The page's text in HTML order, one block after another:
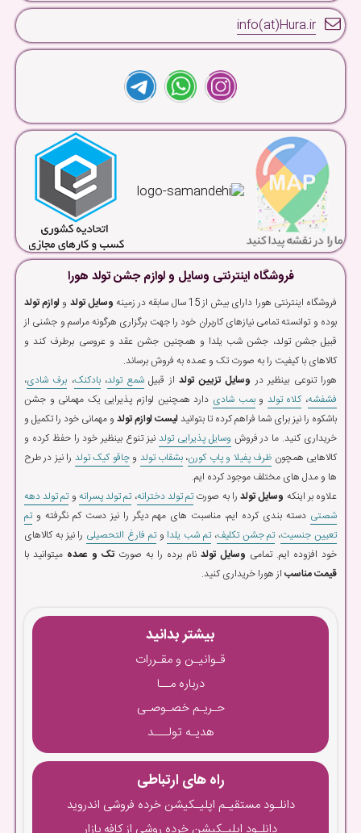
info(at)Hura.ir
فروشگاه اینترنتی وسایل و لوازم جشن تولد هورا
فروشگاه اینترنتی هورا دارای بیش از 15 سال سابقه در زمینه وسایل تولد و لوازم تولد
بوده و توانسته تمامی نیازهای کاربران خود را جهت برگزاری هرگونه مراسم و جشنی از
قبیل جشن تولد، جشن شب یلدا و همچنین جشن عقد و عروسی برطرف کند و
کالاهای با کیفیت را به صورت تک و عمده به فروش برساند.
هورا تنوعی بینظیر در وسایل تزیین تولداز قبیلشمع تولد،بادکنک، برف شادی،
فشفشه،کلاه تولد وبمب شادی دارد همچنین لوازم پذیرایی یک مهمانی و جشن
باشکوه را نیز برای شما فراهم کرده تا بتوانیدلیست لوازم تولد و مهمانی خود را تکمیل و
خریداری کنید. ما در فروش وسایل پذیرایی تولد نیز تنوع بینظیر خود را حفظ کرده و
کالاهایی همچون ظرف پفیلا و پاپ کورن،بشقاب تولد وچاقو کیک تولد را نیز در طرح
ها و مدل های مختلف موجود کرده ایم.
علاوه بر اینکه وسایل تولدرا به صورتتم تولد دخترانه،تم تولد پسرانه وتم تولد دهه
شصتی دسته بندی کرده ایم، مناسبت های مهم دیگر را نیز دست کم نگرفته وتم
تعیین جنسیت،تم جشن تکلیف،تم شب یلدا وتم فارغ التحصیلی را نیز به کالاهای
خود افزوده ایم. تمامی وسایل تولد نام برده را به صورت تک و عمده میتوانید با
قیمت مناسب از هورا خریداری کنید.
بیشتر بدانید
قـوانیـن و مقـررات
درباره مــا
حـریـم خصـوصـی
هدیـه تولـــد
راه های ارتباطی
دانلـود مستقیـم اپلیـکیشن خرده فروشی اندروید